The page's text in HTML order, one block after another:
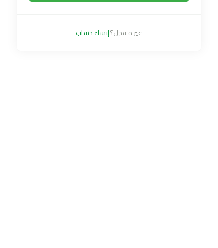
غير مسجل؟إنشاء حساب